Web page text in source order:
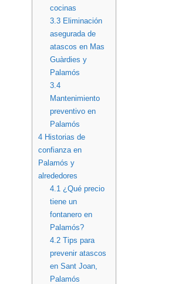
cocinas
3.3Eliminación
asegurada de
atascos en Mas
Guàrdies y
Palamós
3.4
Mantenimiento
preventivo en
Palamós
4 Historias de
confianza en
Palamós y
alrededores
4.1 ¿Qué precio
tiene un
fontanero en
Palamós?
4.2Tips para
prevenir atascos
en Sant Joan,
Palamós